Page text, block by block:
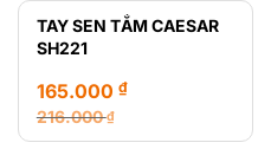
TAY SEN TẮM CAESAR
SH221
216.000₫
Giá
165.000 ₫
Giá